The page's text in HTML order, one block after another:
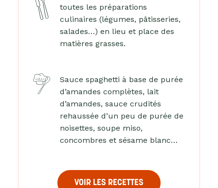
toutes les préparations
culinaires (légumes, pâtisseries,
salades…) en lieu et place des
matières grasses.
Sauce spaghetti à base de purée
d’amandes complètes, lait
d’amandes, sauce crudités
rehaussée d’un peu de purée de
noisettes, soupe miso,
concombres et sésame blanc…
VOIR LES RECETTES